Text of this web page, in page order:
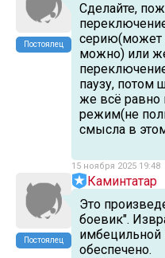
Постоялец
Сделайте,
серию(может
можно) или
паузу, потом
же всё равно
режим(не
смысла в
15 ноября 2025 19:48
Постоялец
Каминтатар
Это
боевик".
имбецильной
обеспечено.